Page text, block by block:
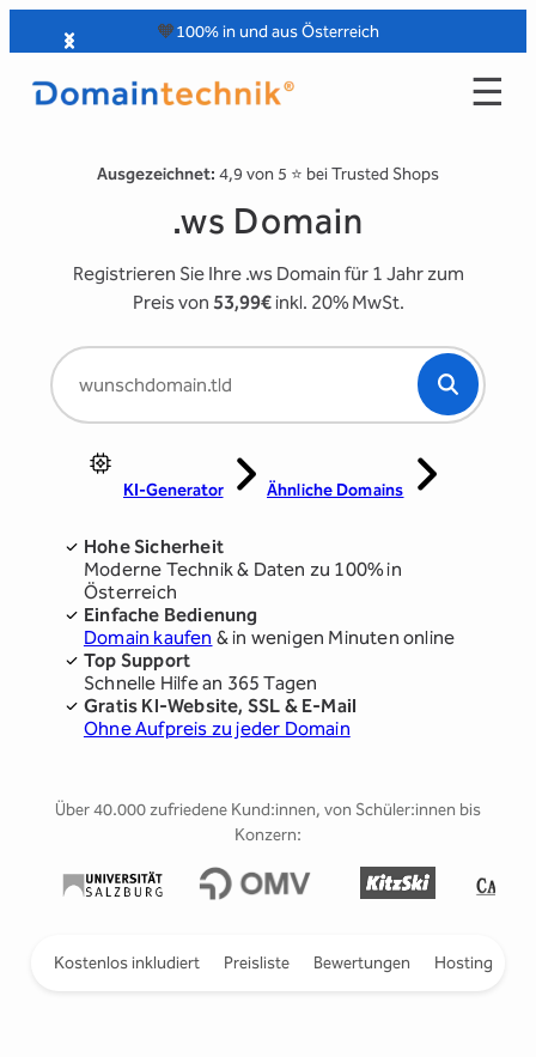
Inhalt
springen
🧡100% in und aus Österreich
☰
Ausgezeichnet: 4,9 von 5 ⭐️ bei Trusted Shops
.ws Domain
Registrieren Sie Ihre .ws Domain für 1 Jahr zum
Preis von 53,99€inkl. 20% MwSt.
KI-Generator Ähnliche Domains
Hohe Sicherheit
Moderne Technik & Daten zu 100% in
Österreich
Einfache Bedienung
Domain kaufen & in wenigen Minuten online
Top Support
Schnelle Hilfe an 365 Tagen
Gratis KI-Website, SSL & E-Mail
Ohne Aufpreis zu jeder Domain
Über 40.000 zufriedene Kund:innen, von Schüler:innen bis
Konzern:
Kostenlos inkludiert Preisliste Bewertungen Hosting